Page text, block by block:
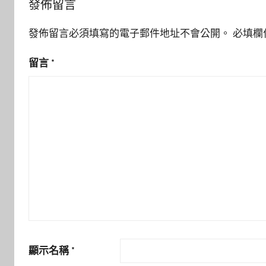
發佈留言
發佈留言必須填寫的電子郵件地址不會公開。 必填欄
留言 *
顯示名稱 *